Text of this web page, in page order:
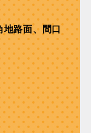
路⾯、間⼝